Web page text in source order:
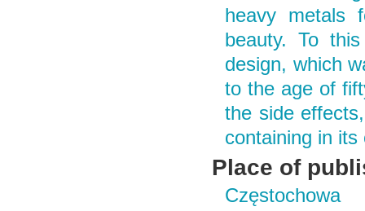
heavy metals
beauty. To
design, which
to the age of
the side
containing in
Place of
Częstochowa